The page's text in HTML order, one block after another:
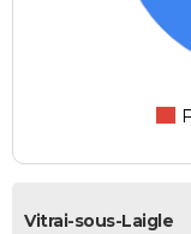
Vitrai-sous-Laigle